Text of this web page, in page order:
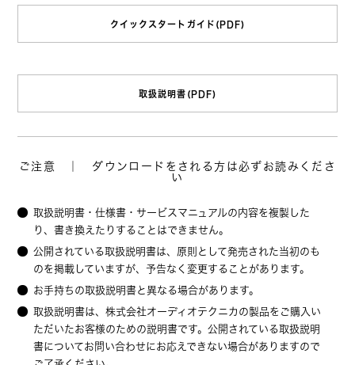
クイックスタートガイド(PDF)
取扱説明書(PDF)
ご注意 ｜ ダウンロードをされる方は必ずお読みくださ
い
取扱説明書・仕様書・サービスマニュアルの内容を複製した
り、書き換えたりすることはできません。
公開されている取扱説明書は、原則として発売された当初のも
のを掲載していますが、予告なく変更することがあります。
お手持ちの取扱説明書と異なる場合があります。
取扱説明書は、株式会社オーディオテクニカの製品をご購入い
ただいたお客様のための説明書です。公開されている取扱説明
書についてお問い合わせにお応えできない場合がありますので